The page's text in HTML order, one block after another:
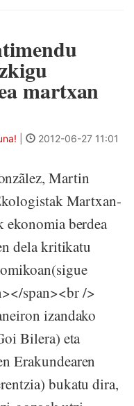
martxan
2012-06-27 11:01
Martin
Martxan-
berdea
dela kritikatu
span><br />
izandako
Bilera) eta
Erakundearen
bukatu dira,